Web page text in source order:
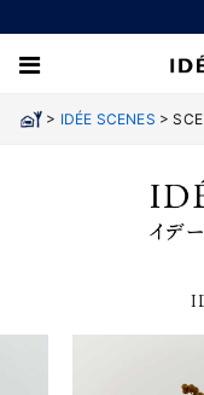
> IDÉE SCENES >